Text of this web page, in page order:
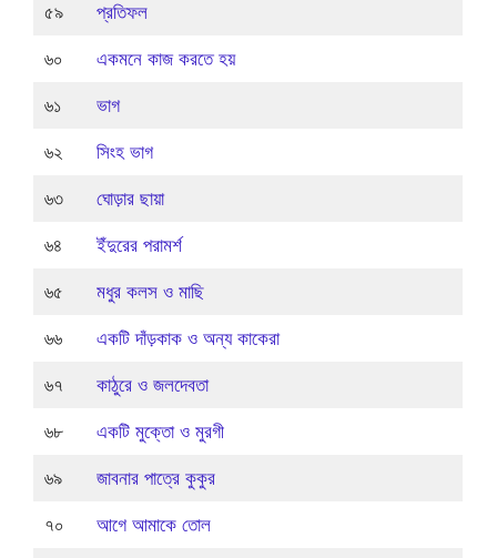
৫৯ প্রতিফল
৬০ একমনে কাজ করতে হয়
৬১ ভাগ
৬২ সিংহ ভাগ
৬৩ ঘোড়ার ছায়া
৬৪ ইঁদুরের পরামর্শ
৬৫ মধুর কলস ও মাছি
৬৬ একটি দাঁড়কাক ও অন্য কাকেরা
৬৭ কাঠুরে ও জলদেবতা
৬৮ একটি মুক্তো ও মুরগী
৬৯ জাবনার পাত্রে কুকুর
৭০ আগে আমাকে তোল